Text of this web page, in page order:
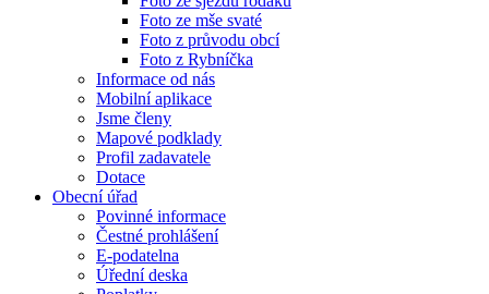
Foto ze mše svaté
Foto z průvodu obcí
Foto z Rybníčka
Informace od nás
Mobilní aplikace
Jsme členy
Mapové podklady
Profil zadavatele
Dotace
Obecní úřad
Povinné informace
Čestné prohlášení
E-podatelna
Úřední deska